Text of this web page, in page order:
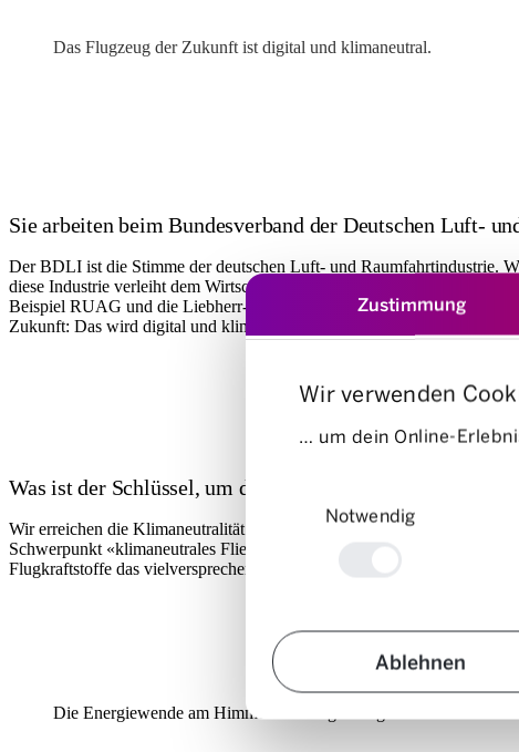
Zustimmung
Wir verwenden
… um dein Online-
Einwilligungsauswahl
Notwendig
Ablehnen
Das Flugzeug der Zukunft ist digital und klimaneutral.
Sie arbeiten beim Bundesverband der Deutschen Luft-
Der BDLI ist die Stimme der deutschen Luft- und Raumfahrtindustrie.
diese Industrie verleiht dem Wirtschaftsstandort Deutschland in
Beispiel RUAG und die Liebherr-Gruppe. Die Liebherr-Tochter
Zukunft: Das wird digital und klimaneutral.
Was ist der Schlüssel, um diese Ziele zu erreichen?
Wir erreichen die Klimaneutralität in der Luftfahrt, wenn alle mit
Schwerpunkt «klimaneutrales Fliegen» zu stärken und ein
Flugkraftstoffe das vielversprechendste Potenzial, Emissionen unmittelbar
Die Energiewende am Himmel ist eine gesamtgesellschaftliche